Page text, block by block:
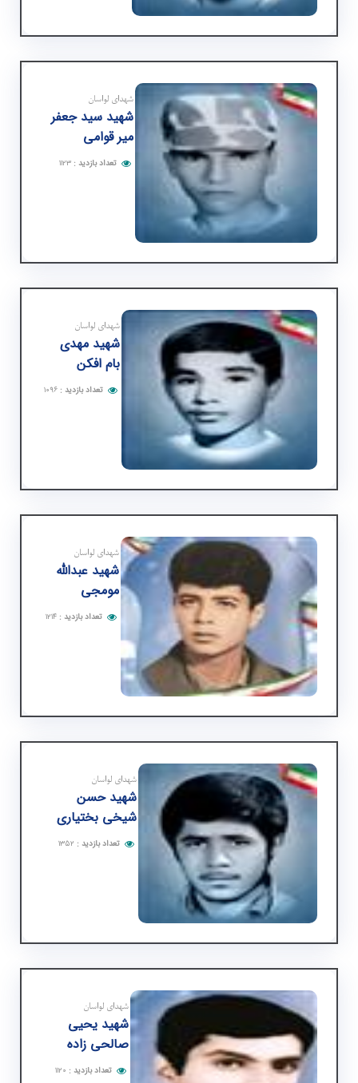
شهدای لواسان
شهید سید جعفر
میر قوامی
تعداد بازدید :۱۱۲۳
شهدای لواسان
شهید مهدی
بام افكن
تعداد بازدید :۱۰۹۶
شهدای لواسان
شهید عبدالله
مومجی
تعداد بازدید :۱۲۱۴
شهدای لواسان
شهید حسن
شیخی بختیاری
تعداد بازدید : ۱۳۵۲
شهدای لواسان
شهید یحیی
صالحی زاده
تعداد بازدید : ۱۱۲۰